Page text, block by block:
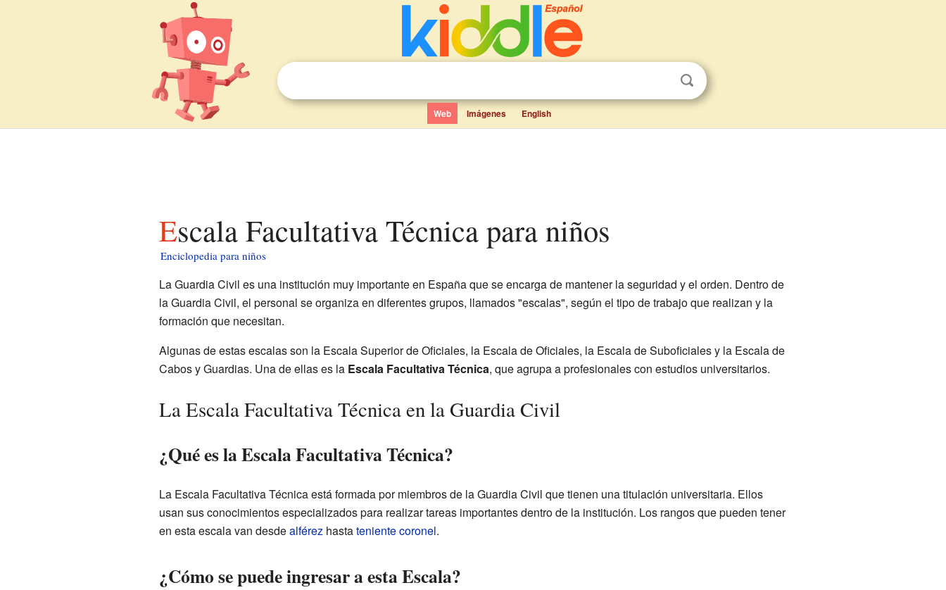
Web Imágenes English
Escala Facultativa Técnica para niños
Enciclopedia para niños
La Guardia Civil es una institución muy importante en España que se encarga de mantener la seguridad y el orden. Dentro de
la Guardia Civil, el personal se organiza en diferentes grupos, llamados "escalas", según el tipo de trabajo que realizan y la
formación que necesitan.
Algunas de estas escalas son la Escala Superior de Oficiales, la Escala de Oficiales, la Escala de Suboficiales y la Escala de
Cabos y Guardias. Una de ellas es la Escala Facultativa Técnica, que agrupa a profesionales con estudios universitarios.
La Escala Facultativa Técnica en la Guardia Civil
¿Qué es la Escala Facultativa Técnica?
La Escala Facultativa Técnica está formada por miembros de la Guardia Civil que tienen una titulación universitaria. Ellos
usan sus conocimientos especializados para realizar tareas importantes dentro de la institución. Los rangos que pueden tener
en esta escala van desdealférezhastateniente coronel.
¿Cómo se puede ingresar a esta Escala?